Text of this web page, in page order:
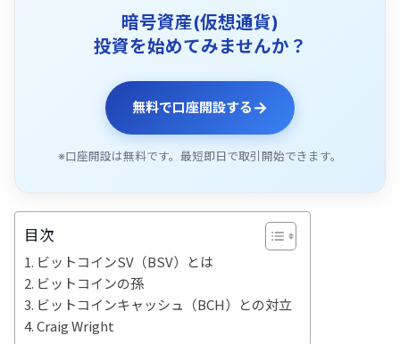
暗号資産(仮想通貨)
投資を始めてみませんか？
無料で口座開設する →
※口座開設は無料です。最短即日で取引開始できます。
目次
ビットコインSV（BSV）とは
ビットコインの孫
ビットコインキャッシュ（BCH）との対立
Craig Wright